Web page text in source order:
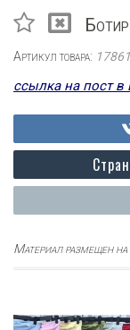
Артикул товара:
ссылка на пост в
Материал размещен